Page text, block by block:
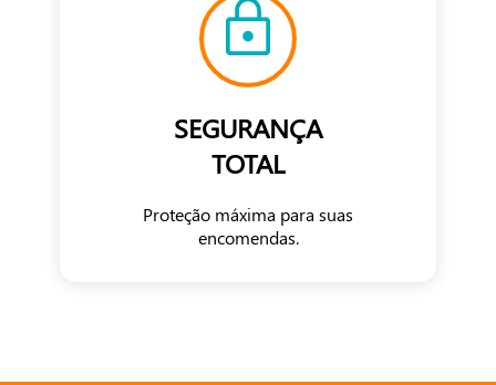
SEGURANÇA
TOTAL
Proteção máxima para suas
encomendas.